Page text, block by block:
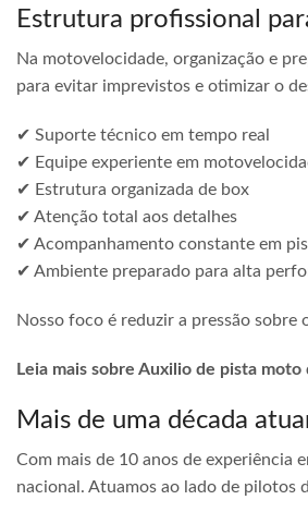
Estrutura profissional
Na motovelocidade, organização e
para evitar imprevistos e otimizar o
✔ Suporte técnico em tempo real
✔ Equipe experiente em
✔ Estrutura organizada de box
✔ Atenção total aos detalhes
✔ Acompanhamento constante em
✔ Ambiente preparado para alta
Nosso foco é reduzir a pressão
Leia mais sobre Auxilio de pista
Mais de uma década
Com mais de 10 anos de experiência
nacional. Atuamos ao lado de pilotos